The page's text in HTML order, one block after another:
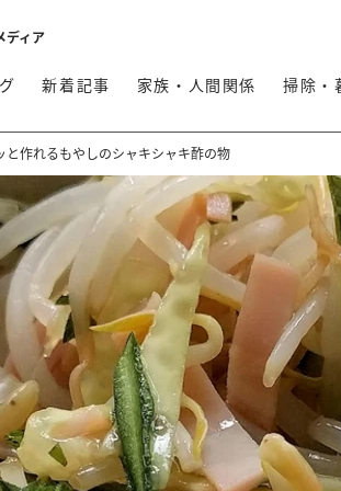
ディア
新着記事 家族・人間関係 掃除・
作れるもやしのシャキシャキ酢の物